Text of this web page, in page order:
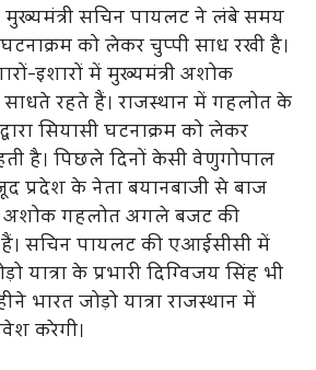
मुख्यमंत्री सचिन पायलट ने लंबे समय
को लेकर चुप्पी साध रखी है।
इशारों में मुख्यमंत्री अशोक
रहते हैं। राजस्थान में गहलोत के
सियासी घटनाक्रम को लेकर
है। पिछले दिनों केसी वेणुगोपाल
प्रदेश के नेता बयानबाजी से बाज
अशोक गहलोत अगले बजट की
सचिन पायलट की एआईसीसी में
यात्रा के प्रभारी दिग्विजय सिंह भी
भारत जोड़ो यात्रा राजस्थान में
करेगी।